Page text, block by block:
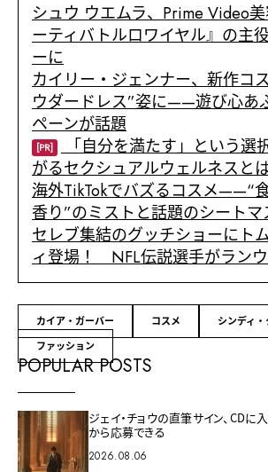
シュウ ウエムラ、Prime Video
ーティバトルロワイヤル』の主
ーに
カイリー・ジェンナー、新作コ
ウダードレス”姿に——遊び心あ
ペーンが話題
[PR]
「自分を満たす」という選
がるセクシュアルウェルネスと
海外TikTokでバズるコスメ——“
香り”のミストと話題のシートマ
セレブ集結のグッチショーにト
ィ登場！ NFL伝説選手がラン
カイア・ガーバー コスメ
シンディ
ファッション
POPULAR POSTS
ジェイ・チョウの直筆サイン、CDに
から応募できる
2026.08.06